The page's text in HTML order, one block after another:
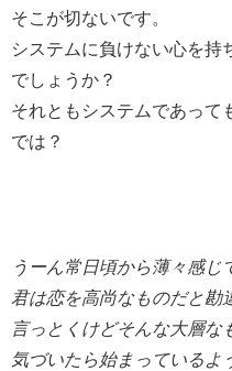
そこが切ないです。
システムに負けない心を持
でしょうか？
それともシステムであって
では？
うーん常日頃から薄々感じ
君は恋を高尚なものだと勘
言っとくけどそんな大層な
気づいたら始まっているよ